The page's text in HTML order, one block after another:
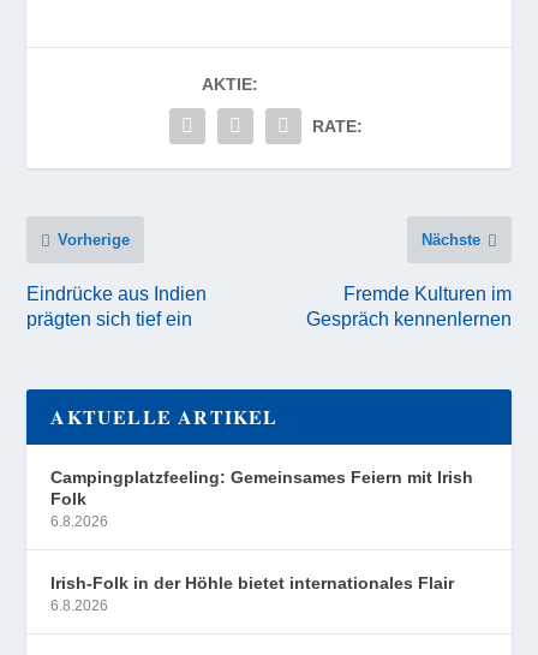
AKTIE:
RATE:
Vorherige
Eindrücke aus Indien
prägten sich tief ein
Nächste
Fremde Kulturen im
Gespräch kennenlernen
AKTUELLE ARTIKEL
Campingplatzfeeling: Gemeinsames Feiern mit Irish
Folk
6.8.2026
Irish-Folk in der Höhle bietet internationales Flair
6.8.2026